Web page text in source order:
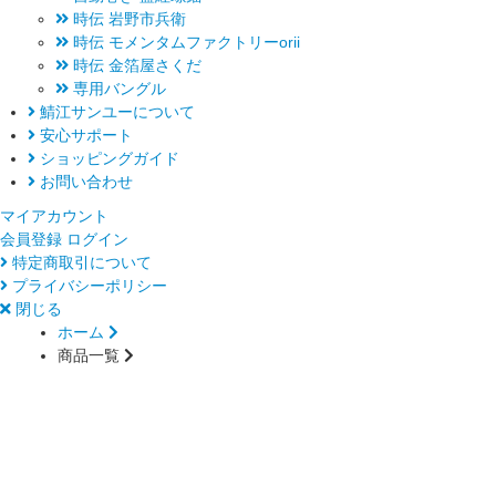
時伝 岩野市兵衛
時伝 モメンタムファクトリーorii
時伝 金箔屋さくだ
専用バングル
鯖江サンユーについて
安心サポート
ショッピングガイド
お問い合わせ
マイアカウント
会員登録 ログイン
特定商取引について
プライバシーポリシー
閉じる
ホーム
商品一覧